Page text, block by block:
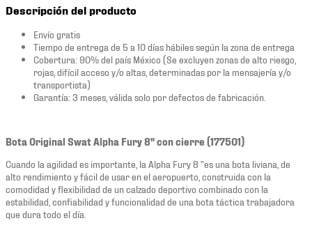
Descripción del producto
Envío gratis
Tiempo de entrega de 5 a 10 días hábiles según la zona de entrega
Cobertura: 90% del país México (Se excluyen zonas de alto riesgo,
rojas, difícil acceso y/o altas, determinadas por la mensajería y/o
transportista)
Garantía: 3 meses, válida solo por defectos de fabricación.
Bota Original Swat Alpha Fury 8" con cierre (177501)
Cuando la agilidad es importante, la Alpha Fury 8 "es una bota liviana, de
alto rendimiento y fácil de usar en el aeropuerto, construida con la
comodidad y flexibilidad de un calzado deportivo combinado con la
estabilidad, confiabilidad y funcionalidad de una bota táctica trabajadora
que dura todo el día.